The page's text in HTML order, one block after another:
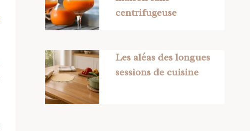
centrifugeuse
Les aléas des longues
sessions de cuisine